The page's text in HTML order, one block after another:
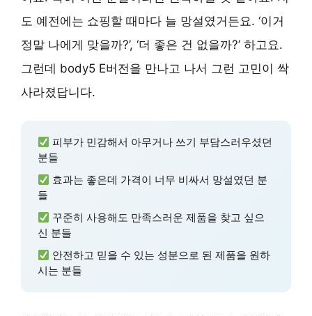
도 예전에는 쇼핑할 때마다 늘 망설였거든요. ‘이거
정말 나에게 맞을까?’, ‘더 좋은 건 없을까?’ 하고요.
그런데 body5 E버전을 만나고 나서 그런 고민이 싹
사라졌답니다.
피부가 민감해서 아무거나 쓰기 부담스러우셨던
분들
효과는 좋은데 가격이 너무 비싸서 망설였던 분
들
꾸준히 사용해도 만족스러운 제품을 찾고 싶으
신 분들
안전하고 믿을 수 있는 성분으로 된 제품을 원하
시는 분들